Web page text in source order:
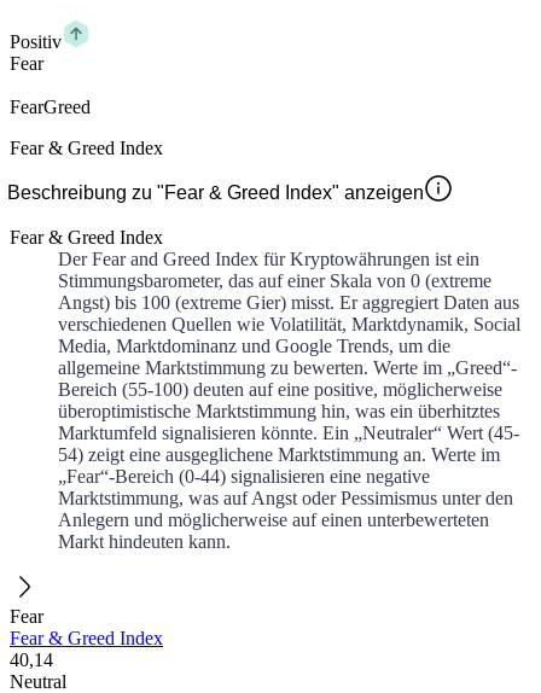
Positiv
Fear
FearGreed
Fear & Greed Index
Beschreibung zu "Fear & Greed Index" anzeigen
Fear & Greed Index
Der Fear and Greed Index für Kryptowährungen ist ein
Stimmungsbarometer, das auf einer Skala von 0 (extreme
Angst) bis 100 (extreme Gier) misst. Er aggregiert Daten aus
verschiedenen Quellen wie Volatilität, Marktdynamik, Social
Media, Marktdominanz und Google Trends, um die
allgemeine Marktstimmung zu bewerten. Werte im „Greed“-
Bereich (55-100) deuten auf eine positive, möglicherweise
überoptimistische Marktstimmung hin, was ein überhitztes
Marktumfeld signalisieren könnte. Ein „Neutraler“ Wert (45-
54) zeigt eine ausgeglichene Marktstimmung an. Werte im
„Fear“-Bereich (0-44) signalisieren eine negative
Marktstimmung, was auf Angst oder Pessimismus unter den
Anlegern und möglicherweise auf einen unterbewerteten
Markt hindeuten kann.
Fear
Fear & Greed Index
40,14
Neutral